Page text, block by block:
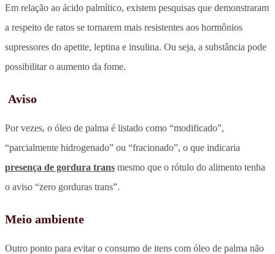
Em relação ao ácido palmítico, existem pesquisas que demonstraram
a respeito de ratos se tornarem mais resistentes aos hormônios
supressores do apetite, leptina e insulina. Ou seja, a substância pode
possibilitar o aumento da fome.
Aviso
Por vezes, o óleo de palma é listado como “modificado”,
“parcialmente hidrogenado” ou “fracionado”, o que indicaria
presença de gordura trans mesmo que o rótulo do alimento tenha
o aviso “zero gorduras trans”.
Meio ambiente
Outro ponto para evitar o consumo de itens com óleo de palma não